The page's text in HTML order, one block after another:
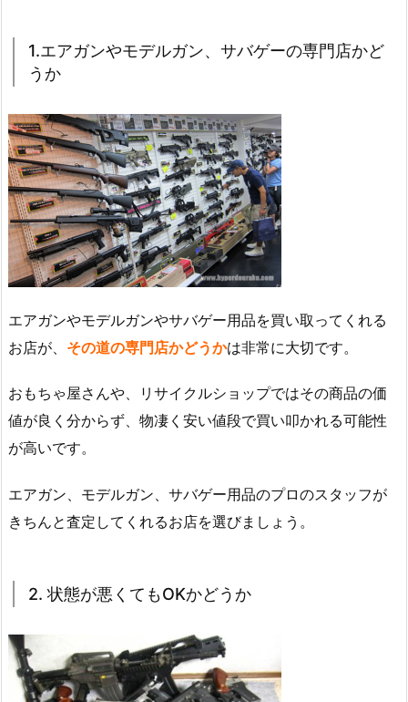
1.エアガンやモデルガン、サバゲーの専門店かど
うか
エアガンやモデルガンやサバゲー用品を買い取ってくれる
お店が、 その道の専門店かどうかは非常に大切です。
おもちゃ屋さんや、リサイクルショップではその商品の価
値が良く分からず、物凄く安い値段で買い叩かれる可能性
が高いです。
エアガン、モデルガン、サバゲー用品のプロのスタッフが
きちんと査定してくれるお店を選びましょう。
2. 状態が悪くてもOKかどうか